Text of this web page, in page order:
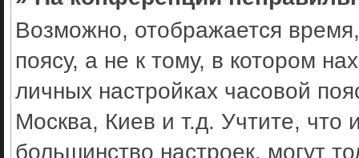
Возможно, отображается
поясу, а не к тому, в котором
личных настройках часовой
Москва, Киев и т.д. Учтите, что
большинство настроек, могут